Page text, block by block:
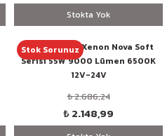
Stokta Yok
Stok Sorunuz
Niken H7 Led Xenon Nova Soft
Serisi 55W 9000 Lümen 6500K
12V-24V
₺ 2.686,24
₺ 2.148,99